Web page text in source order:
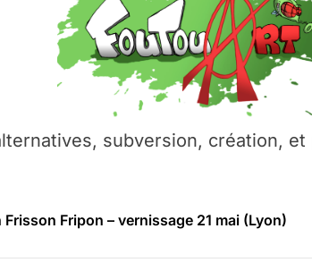
subversion, création,
Frisson Fripon – vernissage 21 mai (Lyon)
Festival – Samedi 18 juillet (Vaulx-
– Ŝtono, un livre réalisé par Michaël Moretti &
contre l’A412 à l’Établi (Haute-
Fripon – vernissage 21 mai (Lyon)
Festival – Samedi 18 juillet (Vaulx-